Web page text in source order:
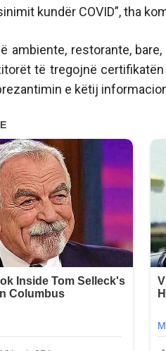
kundër COVID”, tha
ambiente, restorante,
të tregojnë
e këtij